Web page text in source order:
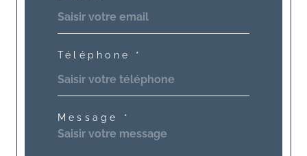
Téléphone *
Message *